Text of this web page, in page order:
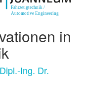
in
Dipl.-Ing. Dr.